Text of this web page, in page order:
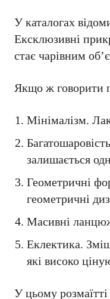
У каталогах
Ексклюзивні
стає чарівним
Якщо ж говорити
Мінімалізм.
залишається
Геометричні
геометричні
Масивні
Еклектика.
які високо
У цьому